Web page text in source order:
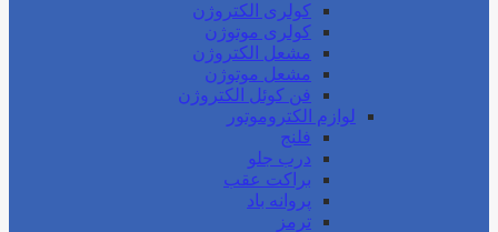
کولری الکتروژن
کولری موتوژن
مشعل الکتروژن
مشعل موتوژن
فن کوئل الکتروژن
لوازم الکتروموتور
فلنج
درب جلو
براکت عقب
پروانه باد
ترمز